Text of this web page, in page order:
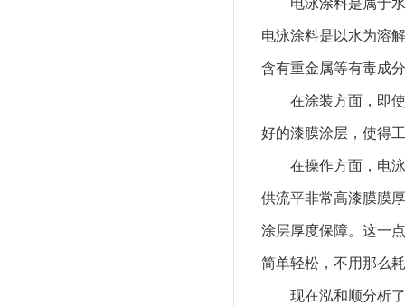
电泳涂料是以水为溶
含有重金属等有毒成
在涂装方面，即
好的漆膜涂层，使得
在操作方面，电
供流平非常高漆膜膜
涂层厚度保障。这一
简单轻松，不用那么
现在泓和顺分析